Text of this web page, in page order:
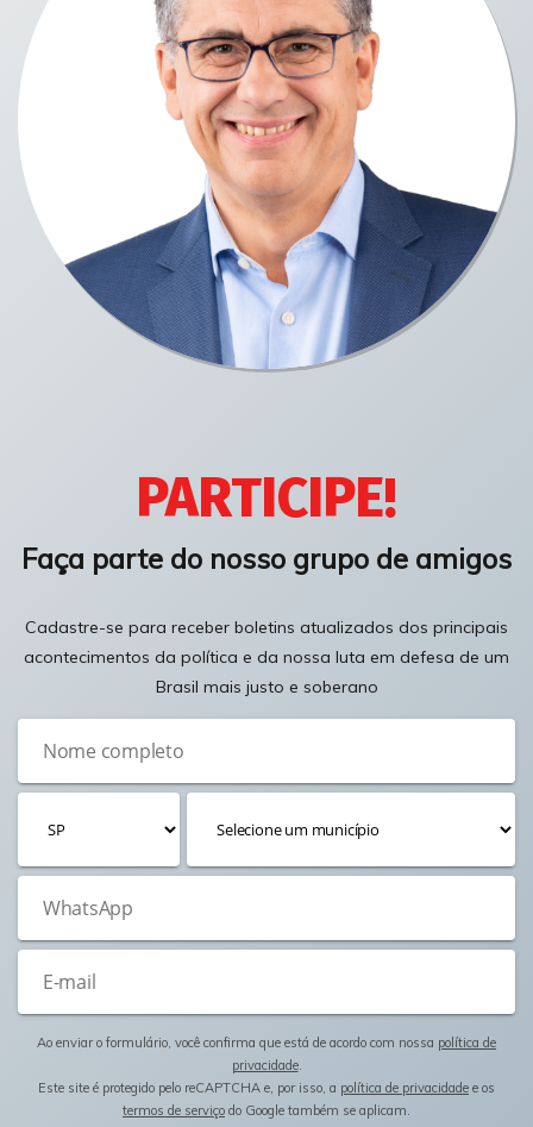
PARTICIPE!
Faça parte do nosso grupo de amigos
Cadastre-se para receber boletins atualizados dos principais
acontecimentos da política e da nossa luta em defesa de um
Brasil mais justo e soberano
Ao enviar o formulário, você confirma que está de acordo com nossa política de
privacidade.
Este site é protegido pelo reCAPTCHA e, por isso, a política de privacidade e os
termos de serviço do Google também se aplicam.